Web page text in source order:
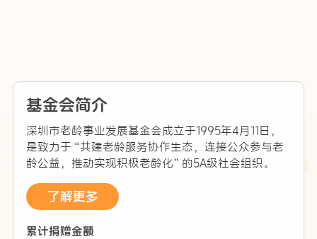
基金会简介
深圳市老龄事业发展基金会成立于1995年4月11日，
是致力于“共建老龄服务协作生态，连接公众参与老
龄公益，推动实现积极老龄化”的5A级社会组织。
了解更多
累计捐赠金额